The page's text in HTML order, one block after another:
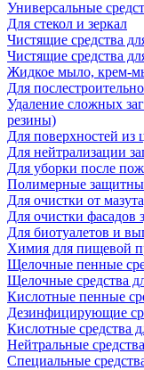
Универсальные
Для стекол и зеркал
Чистящие средства
Чистящие средства
Жидкое мыло, крем-
Для
Удаление сложных
резины)
Для поверхностей из
Для нейтрализации
Для уборки после
Полимерные
Для очистки от
Для очистки фасадов
Для биотуалетов и
Химия для пищевой
Щелочные пенные
Щелочные средства
Кислотные пенные
Дезинфицирующие
Кислотные средства
Нейтральные средства
Специальные